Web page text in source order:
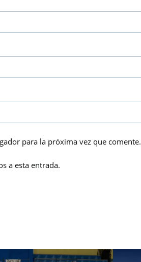
para la próxima vez que comente.
a esta entrada.